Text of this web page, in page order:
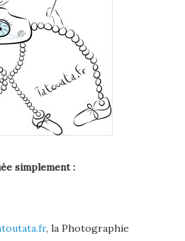
simplement :
, la Photographie